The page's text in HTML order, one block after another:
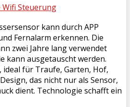
Wifi Steuerung
kann durch APP
Fernalarm erkennen. Die
zwei Jahre lang verwendet
kann ausgetauscht werden.
ideal für Traufe, Garten, Hof,
das nicht nur als Sensor,
dient. Technologie schafft ein